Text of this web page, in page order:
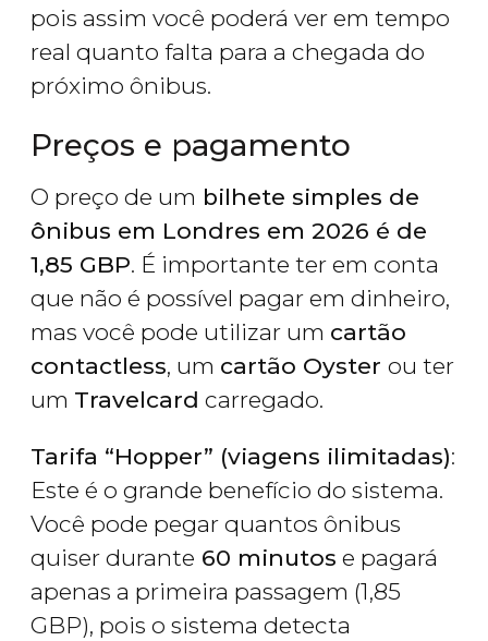
pois assim você poderá ver em tempo
real quanto falta para a chegada do
próximo ônibus.
Preços e pagamento
O preço de um bilhete simples de
ônibus em Londres em 2026 é de
1,85 GBP. É importante ter em conta
que não é possível pagar em dinheiro,
mas você pode utilizar um cartão
contactless, um cartão Oyster ou ter
um Travelcard carregado.
Tarifa “Hopper” (viagens ilimitadas):
Este é o grande benefício do sistema.
Você pode pegar quantos ônibus
quiser durante 60 minutos e pagará
apenas a primeira passagem (1,85
GBP), pois o sistema detecta